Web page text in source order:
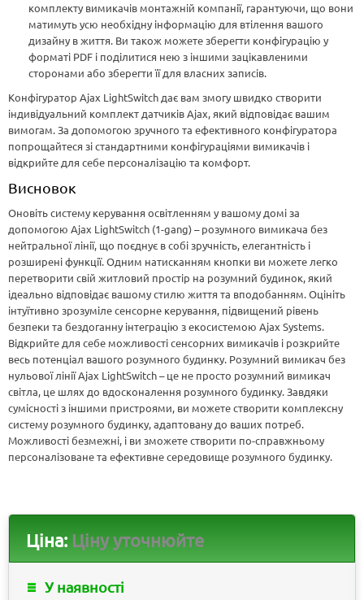
комплекту вимикачів монтажній компанії, гарантуючи, що вони
матимуть усю необхідну інформацію для втілення вашого
дизайну в життя. Ви також можете зберегти конфігурацію у
форматі PDF і поділитися нею з іншими зацікавленими
сторонами або зберегти її для власних записів.
Конфігуратор Ajax LightSwitch дає вам змогу швидко створити
індивідуальний комплект датчиків Ajax, який відповідає вашим
вимогам. За допомогою зручного та ефективного конфігуратора
попрощайтеся зі стандартними конфігураціями вимикачів і
відкрийте для себе персоналізацію та комфорт.
Висновок
Оновіть систему керування освітленням у вашому домі за
допомогою Ajax LightSwitch (1-gang) – розумного вимикача без
нейтральної лінії, що поєднує в собі зручність, елегантність і
розширені функції. Одним натисканням кнопки ви можете легко
перетворити свій житловий простір на розумний будинок, який
ідеально відповідає вашому стилю життя та вподобанням. Оцініть
інтуїтивно зрозуміле сенсорне керування, підвищений рівень
безпеки та бездоганну інтеграцію з екосистемою Ajax Systems.
Відкрийте для себе можливості сенсорних вимикачів і розкрийте
весь потенціал вашого розумного будинку. Розумний вимикач без
нульової лінії Ajax LightSwitch – це не просто розумний вимикач
світла, це шлях до вдосконалення розумного будинку. Завдяки
сумісності з іншими пристроями, ви можете створити комплексну
систему розумного будинку, адаптовану до ваших потреб.
Можливості безмежні, і ви зможете створити по-справжньому
персоналізоване та ефективне середовище розумного будинку.
Ціна: Ціну уточнюйте
У наявності